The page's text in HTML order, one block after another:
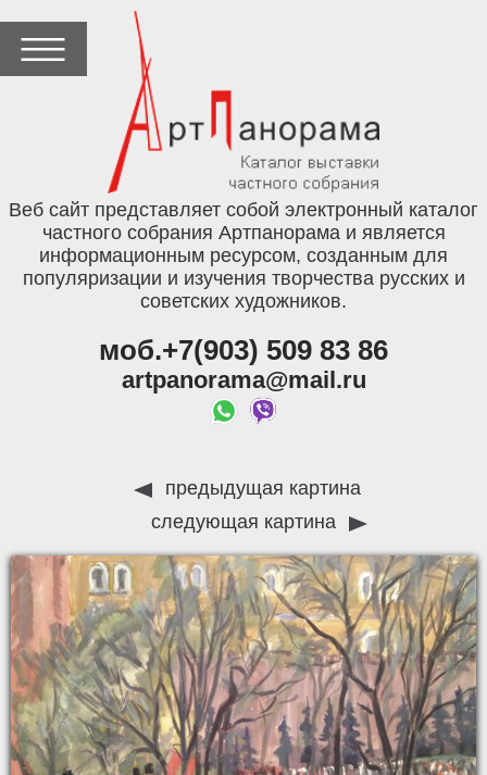
Веб сайт представляет собой электронный каталог
частного собрания Артпанорама и является
информационным ресурсом, созданным для
популяризации и изучения творчества русских и
советских художников.
моб.+7(903) 509 83 86
artpanorama@mail.ru
предыдущая картина
следующая картина